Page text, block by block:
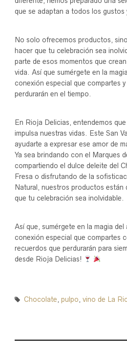
que se adaptan a todos los gustos
No solo ofrecemos productos,
hacer que tu celebración sea
parte de esos momentos que
vida. Así que sumérgete en la
conexión especial que compartes
perdurarán en el tiempo.
En Rioja Delicias, entendemos
impulsa nuestras vidas. Este San
ayudarte a expresar ese amor de
Ya sea brindando con el Marques
compartiendo el dulce deleite del
Fresa o disfrutando de la
Natural, nuestros productos están
que tu celebración sea inolvidable.
Así que, sumérgete en la magia del
conexión especial que compartes
recuerdos que perdurarán para
desde Rioja Delicias!
Chocolate pulpo vino de La